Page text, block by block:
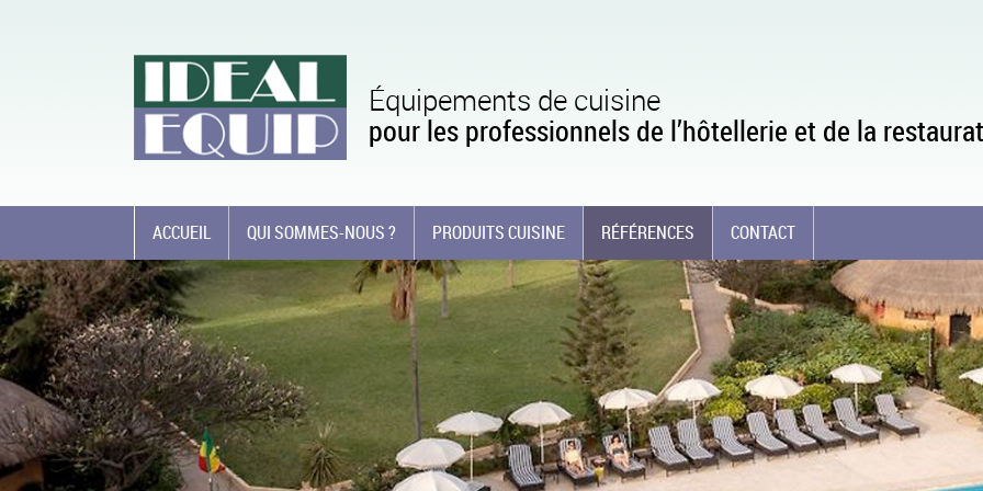
Équipements de cuisine
pour les professionnels de l’hôtellerie et de la
ACCUEIL QUI SOMMES-NOUS ? PRODUITS CUISINE RÉFÉRENCES CONTACT